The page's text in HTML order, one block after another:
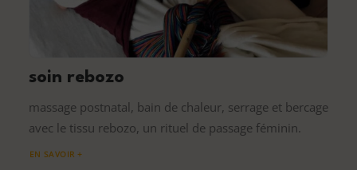
soin rebozo
massage postnatal, bain de chaleur, serrage et bercage
avec le tissu rebozo, un rituel de passage féminin.
EN SAVOIR +